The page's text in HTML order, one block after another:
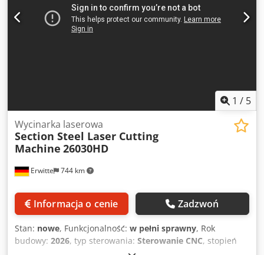
1 / 5
Erwitte 744 km
Wycinarka laserowa
Section Steel Laser Cutting
Machine 26030HD
Informacja o cenie Zadzwoń
Stan: nowe, Funkcjonalność: w pełni sprawny, Rok
budowy: 2026, typ sterowania: Sterowanie CNC, stopień